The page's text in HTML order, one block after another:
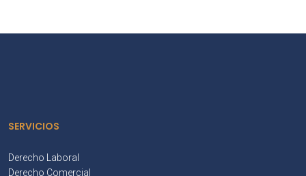
SERVICIOS
Derecho Laboral
Derecho Comercial